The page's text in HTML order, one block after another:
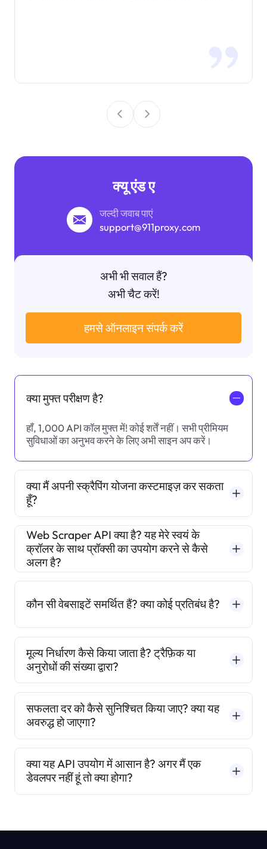
क्यू एंड ए
जल्दी जवाब पाएं
support@911proxy.com
अभी भी सवाल हैं?
अभी चैट करें!
हमसे ऑनलाइन संपर्क करें
क्या मुफ्त परीक्षण है? 一
हाँ, 1,000 API कॉल मुफ्त में! कोई शर्तें नहीं। सभी प्रीमियम
सुविधाओं का अनुभव करने के लिए अभी साइन अप करें।
क्या मैं अपनी स्क्रैपिंग योजना कस्टमाइज़ कर सकता
हूँ?
Web Scraper API क्या है? यह मेरे स्वयं के
क्रॉलर के साथ प्रॉक्सी का उपयोग करने से कैसे
अलग है?
कौन सी वेबसाइटें समर्थित हैं? क्या कोई प्रतिबंध है?
मूल्य निर्धारण कैसे किया जाता है? ट्रैफ़िक या
अनुरोधों की संख्या द्वारा?
सफलता दर को कैसे सुनिश्चित किया जाए? क्या यह
अवरुद्ध हो जाएगा?
क्या यह API उपयोग में आसान है? अगर मैं एक
डेवलपर नहीं हूं तो क्या होगा?